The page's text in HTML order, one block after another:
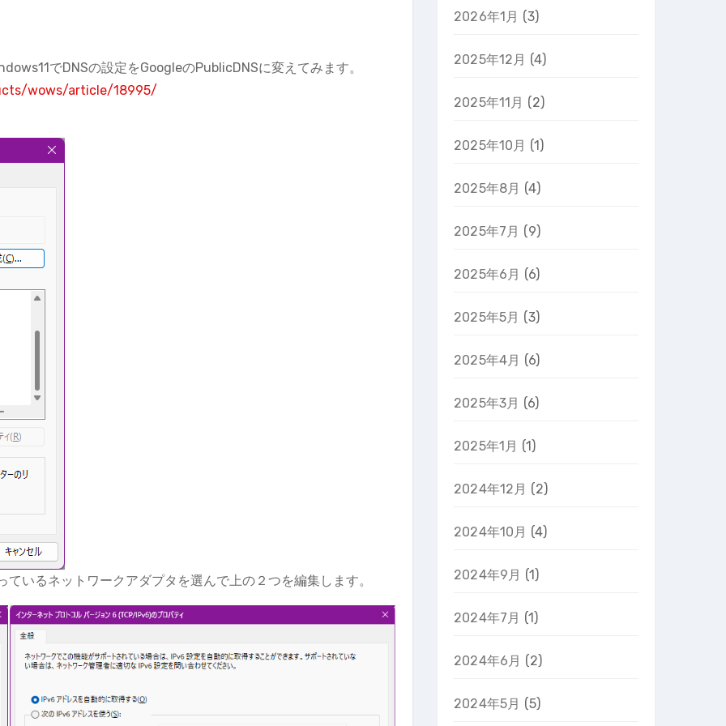
でDNSの設定をGoogleのPublicDNSに変えてみます。
wows/article/18995/
いるネットワークアダプタを選んで上の２つを編集します。
2026年1月 (3)
2025年12月 (4)
2025年11月 (2)
2025年10月 (1)
2025年8月 (4)
2025年7月 (9)
2025年6月 (6)
2025年5月 (3)
2025年4月 (6)
2025年3月 (6)
2025年1月 (1)
2024年12月 (2)
2024年10月 (4)
2024年9月 (1)
2024年7月 (1)
2024年6月 (2)
2024年5月 (5)